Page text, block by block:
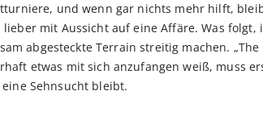
und wenn gar nichts mehr hilft,
mit Aussicht auf eine Affäre. Was
abgesteckte Terrain streitig machen.
etwas mit sich anzufangen weiß, muss
Sehnsucht bleibt.